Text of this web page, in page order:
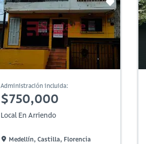
Administración incluida:
$750,000
Local En Arriendo
Medellín, Castilla, Florencia